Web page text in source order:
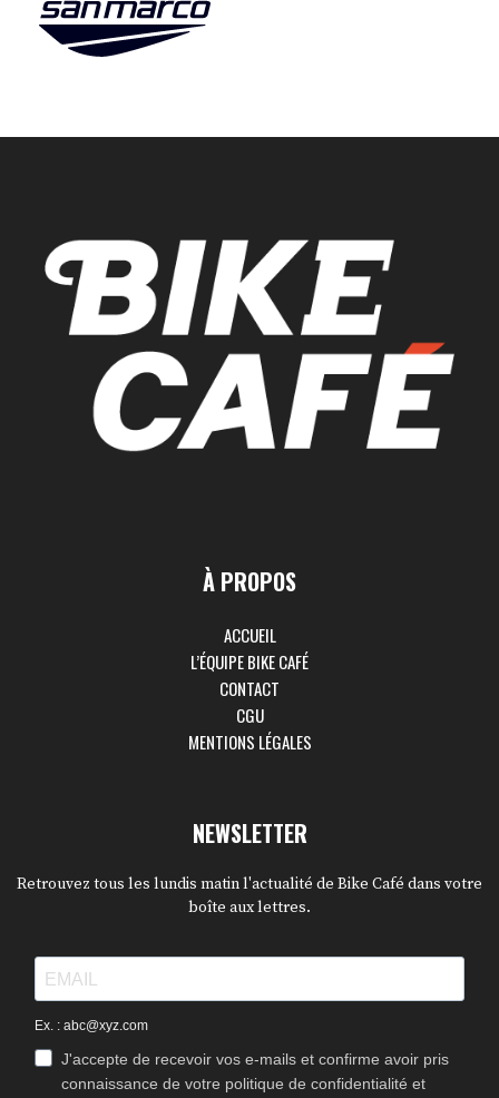
À PROPOS
ACCUEIL
L’ÉQUIPE BIKE CAFÉ
CONTACT
CGU
MENTIONS LÉGALES
NEWSLETTER
Retrouvez tous les lundis matin l'actualité de Bike Café dans votre
boîte aux lettres.
Ex. : abc@xyz.com
J'accepte de recevoir vos e-mails et confirme avoir pris
connaissance de votre politique de confidentialité et